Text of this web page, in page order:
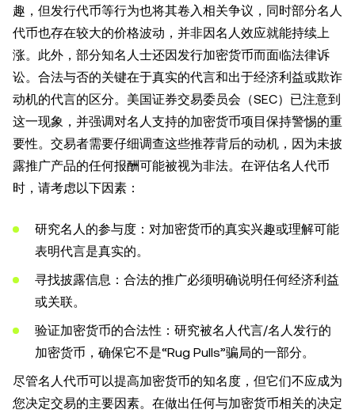
趣，但发行代币等行为也将其卷入相关争议，同时部分名人
代币也存在较大的价格波动，并非因名人效应就能持续上
涨。此外，部分知名人士还因发行加密货币而面临法律诉
讼。合法与否的关键在于真实的代言和出于经济利益或欺诈
动机的代言的区分。美国证券交易委员会（SEC）已注意到
这一现象，并强调对名人支持的加密货币项目保持警惕的重
要性。交易者需要仔细调查这些推荐背后的动机，因为未披
露推广产品的任何报酬可能被视为非法。在评估名人代币
时，请考虑以下因素：
研究名人的参与度：对加密货币的真实兴趣或理解可能
表明代言是真实的。
寻找披露信息：合法的推广必须明确说明任何经济利益
或关联。
验证加密货币的合法性：研究被名人代言/名人发行的
加密货币，确保它不是“Rug Pulls”骗局的一部分。
尽管名人代币可以提高加密货币的知名度，但它们不应成为
您决定交易的主要因素。在做出任何与加密货币相关的决定